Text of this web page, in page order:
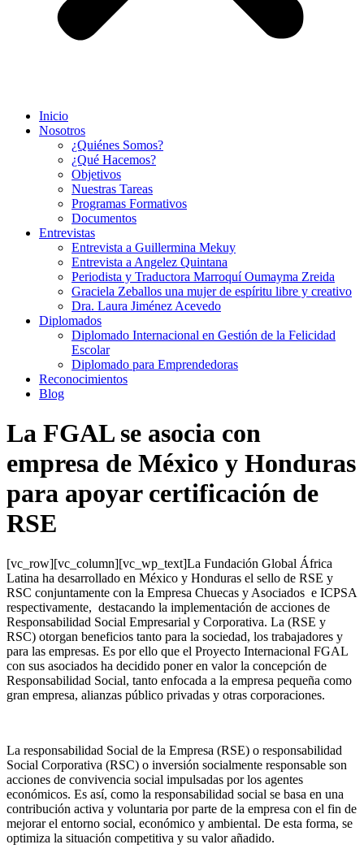
Inicio
Nosotros
¿Quiénes Somos?
¿Qué Hacemos?
Objetivos
Nuestras Tareas
Programas Formativos
Documentos
Entrevistas
Entrevista a Guillermina Mekuy
Entrevista a Angelez Quintana
Periodista y Traductora Marroquí Oumayma Zreida
Graciela Zeballos una mujer de espíritu libre y creativo
Dra. Laura Jiménez Acevedo
Diplomados
Diplomado Internacional en Gestión de la Felicidad
Escolar
Diplomado para Emprendedoras
Reconocimientos
Blog
La FGAL se asocia con
empresa de México y Honduras
para apoyar certificación de
RSE
[vc_row][vc_column][vc_wp_text]La Fundación Global África
Latina ha desarrollado en México y Honduras el sello de RSE y
RSC conjuntamente con la Empresa Chuecas y Asociados e ICPSA
respectivamente, destacando la implementación de acciones de
Responsabilidad Social Empresarial y Corporativa. La (RSE y
RSC) otorgan beneficios tanto para la sociedad, los trabajadores y
para las empresas. Es por ello que el Proyecto Internacional FGAL
con sus asociados ha decidido poner en valor la concepción de
Responsabilidad Social, tanto enfocada a la empresa pequeña como
gran empresa, alianzas público privadas y otras corporaciones.
La responsabilidad Social de la Empresa (RSE) o responsabilidad
Social Corporativa (RSC) o inversión socialmente responsable son
acciones de convivencia social impulsadas por los agentes
económicos. Es así, como la responsabilidad social se basa en una
contribución activa y voluntaria por parte de la empresa con el fin de
mejorar el entorno social, económico y ambiental. De esta forma, se
optimiza la situación competitiva y su valor añadido.